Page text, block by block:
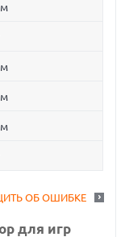
ОБ ОШИБКЕ
для игр